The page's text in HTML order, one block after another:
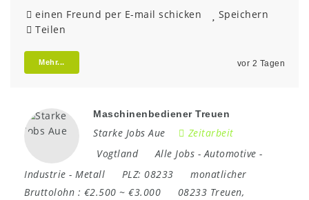
einen Freund per E-mail schicken
Speichern
Teilen
Mehr... vor 2 Tagen
Maschinenbediener Treuen
Starke Jobs Aue
Zeitarbeit
Vogtland
Alle Jobs -Automotive -
Industrie - Metall PLZ: 08233
monatlicher
Bruttolohn : €2.500 ~ €3.000 08233 Treuen,